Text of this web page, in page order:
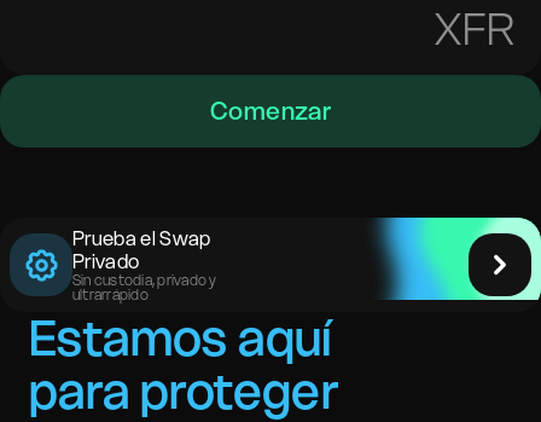
XFR
Comenzar
Prueba el Swap
Privado
Sin custodia, privado y
ultrarrápido
Estamos aquí
para proteger